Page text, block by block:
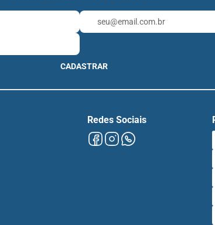
CADASTRAR
Redes Sociais